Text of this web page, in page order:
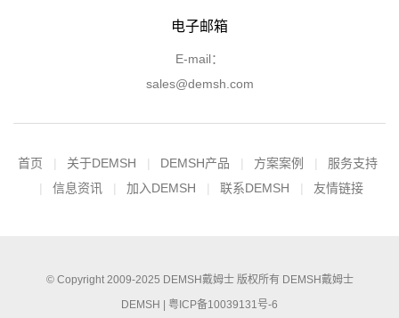
电子邮箱
E-mail：
sales@demsh.com
首页 关于DEMSH DEMSH产品 方案案例
服务支持
信息资讯
加入DEMSH 联系DEMSH 友情链接
© Copyright 2009-2025 DEMSH戴姆士版权所有 DEMSH戴姆士
DEMSH | 粤ICP备10039131号-6